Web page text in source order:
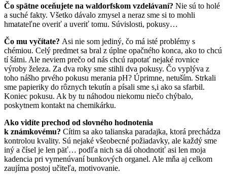
Čo spätne oceňujete na waldorfskom vzdelávaní? Nie sú to holé
a suché fakty. Všetko dávalo zmysel a neraz sme si to mohli
hmatateľne overiť a uveriť tomu. Súvislosti, pokusy…
Čo mu vyčítate? Asi nie som jediný, čo má isté problémy s
chémiou. Celý predmet sa bral z úplne opačného konca, ako to chcú
tí šátni. Ale neviem prečo od nás chcú rapotať nejaké rovnice
výroby železa. Za dva roky sme stihli dva pokusy. Čo vyplýva z
toho nášho prvého pokusu merania pH? Úprimne, netuším. Strkali
sme papieriky do rôznych tekutín a písali sme s,i ako sa sfarbil.
Koniec pokusu. Ak by tu náhodou niekomu niečo chýbalo,
poskytnem kontakt na chemikárku.
Ako vidíte prechod od slovného hodnotenia
k známkovému? Cítim sa ako talianska paradajka, ktorá prechádza
kontrolou kvality. Sú nejaké všeobecné požiadavky, ale každý sme
iný a čísel je len päť… podľa nich sa dá ohodnotiť asi len moja
kadencia pri vymenúvaní bunkových organel. Ale mňa aj celkom
zaujíma postoj učiteľa, motivovanie.